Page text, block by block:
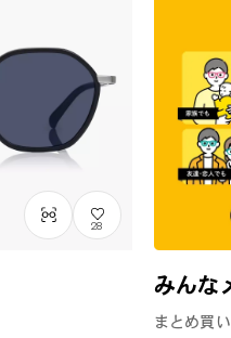
みんな
まとめ買
28